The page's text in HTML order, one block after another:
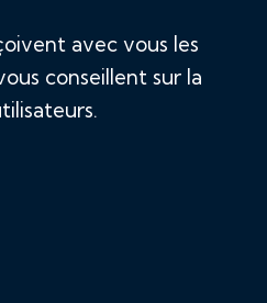
avec vous les
conseillent sur la